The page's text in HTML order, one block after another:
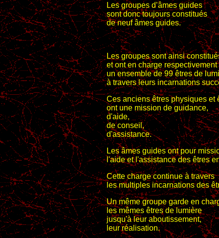
Les groupes d’âmes guides
sont donc toujours constitués
de neuf âmes guides.
Les groupes sont ainsi
et ont en charge respectivement
un ensemble de 99 êtres de
à travers leurs incarnations
Ces anciens êtres physiques et
ont une mission de guidance,
d'aide,
de conseil,
d'assistance.
Les âmes guides ont pour
l'aide et l'assistance des êtres
Cette charge continue à travers
les multiples incarnations des
Un même groupe garde en
les mêmes êtres de lumière
jusqu'à leur aboutissement,
leur réalisation.